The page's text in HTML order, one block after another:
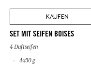
KAUFEN
SET MIT SEIFEN BOISÉS
4 Duftseifen
4x50 g